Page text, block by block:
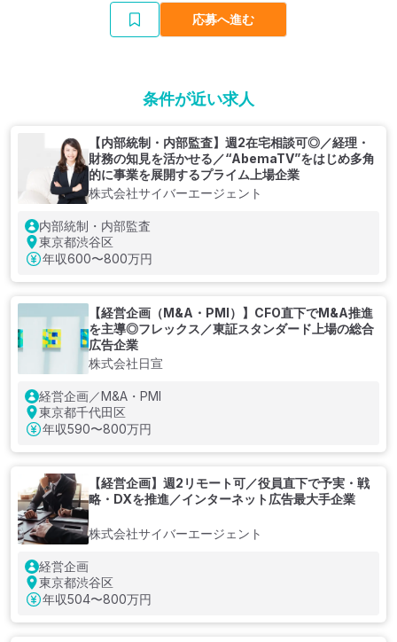
応募へ進む
条件が近い求人
【内部統制・内部監査】週2在宅相談可◎／経理・
財務の知見を活かせる／“AbemaTV”をはじめ多角
的に事業を展開するプライム上場企業
株式会社サイバーエージェント
内部統制・内部監査
東京都渋谷区
年収600〜800万円
【経営企画（M&A・PMI）】CFO直下でM&A推進
を主導◎フレックス／東証スタンダード上場の総合
広告企業
株式会社日宣
経営企画／M&A・PMI
東京都千代田区
年収590〜800万円
【経営企画】週2リモート可／役員直下で予実・戦
略・DXを推進／インターネット広告最大手企業
株式会社サイバーエージェント
経営企画
東京都渋谷区
年収504〜800万円